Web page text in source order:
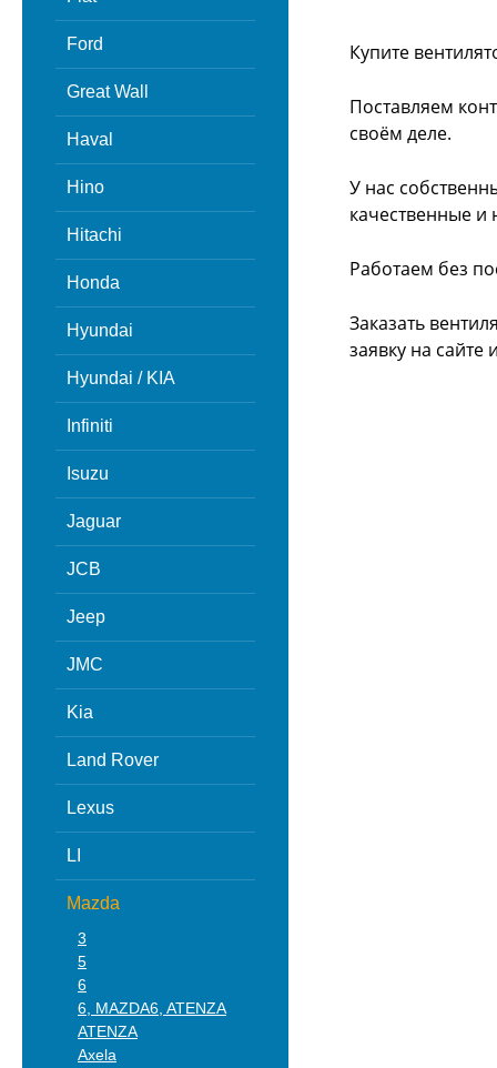
Ford
Great Wall
Haval
Hino
Hitachi
Honda
Hyundai
Hyundai / KIA
Infiniti
Isuzu
Jaguar
JCB
Jeep
JMC
Kia
Land Rover
Lexus
LI
Mazda
3
5
6
6, MAZDA6, ATENZA
ATENZA
Axela
Купите
Поставляем
своём деле.
У нас
качественные и
Работаем без
Заказать
заявку на сайте